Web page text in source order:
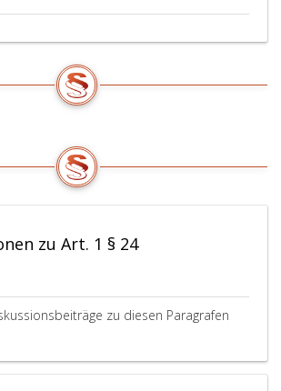
zu Art. 1 § 24
zu diesen Paragrafen